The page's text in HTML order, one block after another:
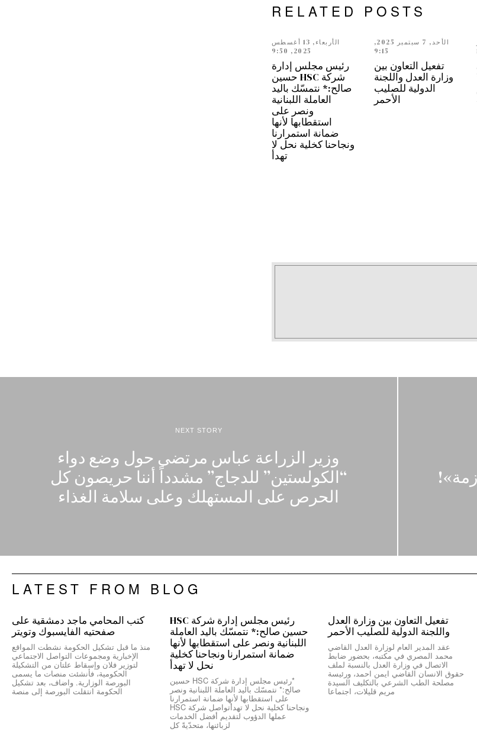
RELATED POSTS
الأحد, 7 سبتمبر 2025,
9:15
تفعيل التعاون بين
وزارة العدل واللجنة
الدولية للصليب
الأحمر
الأربعاء, 13 أغسطس
2025, 9:50
رئيس مجلس إدارة
شركة HSC حسين
صالح:* نتمسّك باليد
العاملة اللبنانية
ونصر على
استقطابها لأنها
ضمانة استمرارنا
ونجاحنا كخلية نحل لا
تهدأ
NEXT STORY
وزير الزراعة عباس مرتضى حول وضع دواء
“الكولستين” للدجاج” مشدداً أننا حريصون كل
الحرص على المستهلك وعلى ​سلامة الغذاء​
LATEST FROM BLOG
تفعيل التعاون بين وزارة العدل
واللجنة الدولية للصليب الأحمر
عقد المدير العام لوزارة العدل القاضي
محمد المصري في مكتبه، بحضور ضابط
الاتصال في وزارة العدل بالنسبة لملف
حقوق الانسان القاضي ايمن احمد، ورئيسة
مصلحة الطب الشرعي بالتكليف السيدة
مريم قليلات، اجتماعا
رئيس مجلس إدارة شركة HSC
حسين صالح:* نتمسّك باليد العاملة
اللبنانية ونصر على استقطابها لأنها
ضمانة استمرارنا ونجاحنا كخلية
نحل لا تهدأ
*رئيس مجلس إدارة شركة HSC حسين
صالح:* نتمسّك باليد العاملة اللبنانية ونصر
على استقطابها لأنها ضمانة استمرارنا
ونجاحنا كخلية نحل لا تهدأتواصل شركة HSC
عملها الدؤوب لتقديم أفضل الخدمات
لزبائنها، متحدّيةً كل
كتب المحامي ماجد دمشقية على
صفحتيه الفايسبوك وتويتر
منذ ما قبل تشكيل الحكومة نشطت المواقع
الإخبارية ومجموعات التواصل الاجتماعي
لتوزير فلان وإسقاط علتان من التشكيلة
الحكومية، فأنشئت منصات ما يسمى
البورصة الوزارية. واضاف، بعد تشكيل
الحكومة انتقلت البورصة إلى منصة